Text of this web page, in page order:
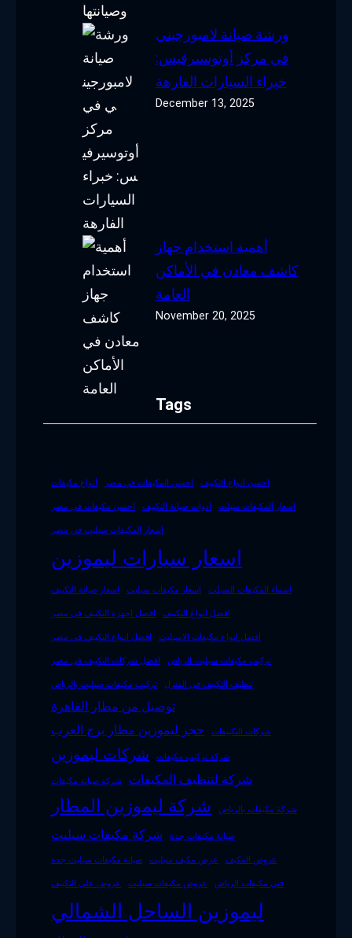
ورشة صيانة لامبورجيني
في مركز أوتوسيرفيس:
خبراء السيارات الفارهة
December 13, 2025
أهمية استخدام جهاز
كاشف معادن في الأماكن
العامة
November 20, 2025
Tags
أنواع مكيفات احسن المكيفات في مصر احسن انواع التكييف
احسن مكيفات في مصر ادوات صيانة التكييف اسعار المكيفات سبلت
اسعار المكيفات سبليت في مصر
اسعار سيارات ليموزين
اسعار صيانة التكييف اسعار مكيفات سبليت اسماء المكيفات السبلت
افضل اجهزة التكييف فى مصر افضل انواع التكييف
افضل انواع التكييف فى مصر افضل انواع مكيفات الاسبليت
افضل شركات التكييف في مصر تركيب مكيفات سبليت الرياض
تركيب مكيفات سبليت بالرياض تنظيف التكييف في المنزل
توصيل من مطار القاهرة
حجز ليموزين مطار برج العرب
شركات التكييفات
شركات ليموزين شركة تركيب مكيفات
شركة صيانة مكيفات شركة لتنظيف المكيفات
شركة ليموزين المطار شركة مكيفات بالرياض
شركة مكيفات سبليت صيانة مكيفات جدة
صيانة مكيفات سبليت جدة عرض مكيف سبليت عروض المكيف
عروض على التكييف عروض مكيفات سبليت فني مكيفات الرياض
ليموزين الساحل الشمالي